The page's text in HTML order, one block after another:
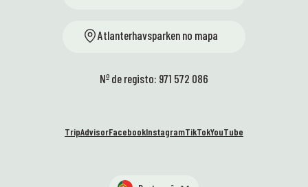
Atlanterhavsparken no mapa
Nº de registo: 971 572 086
TripAdvisorFacebookInstagramTikTokYouTube